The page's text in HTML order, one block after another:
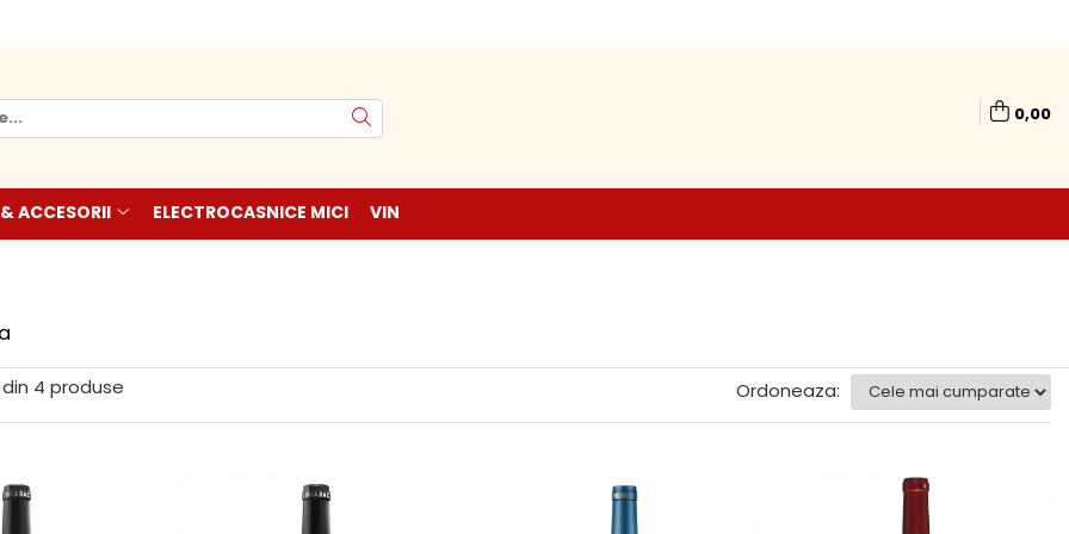
0,00
ACCESORII ELECTROCASNICE MICI VIN
din 4 produse Ordoneaza: